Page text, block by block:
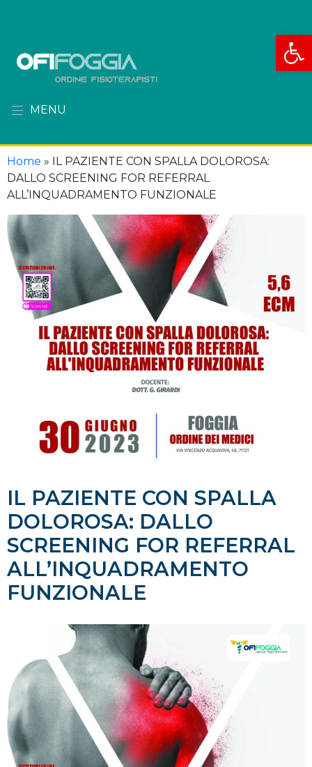
Apri
MENU
Home » IL PAZIENTE CON SPALLA DOLOROSA:
DALLO SCREENING FOR REFERRAL
ALL’INQUADRAMENTO FUNZIONALE
IL PAZIENTE CON SPALLA
DOLOROSA: DALLO
SCREENING FOR REFERRAL
ALL’INQUADRAMENTO
FUNZIONALE